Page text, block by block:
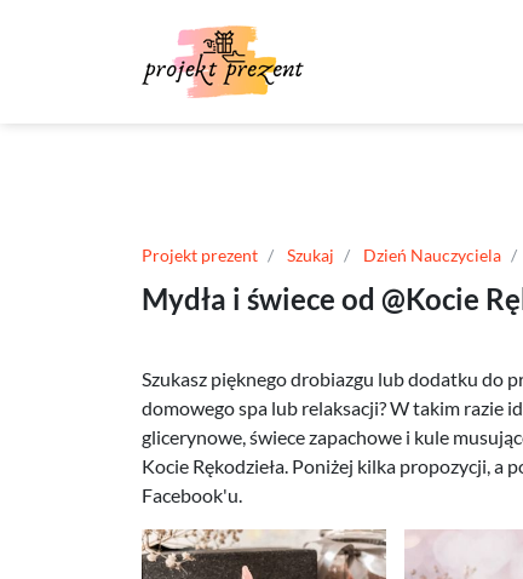
Projekt prezent Szukaj Dzień Nauczyciela
Mydła i świece od @Kocie
Szukasz pięknego drobiazgu lub dodatku do
domowego spa lub relaksacji? W takim razie
glicerynowe, świece zapachowe i kule
Kocie Rękodzieła. Poniżej kilka propozycji, a
Facebook'u.